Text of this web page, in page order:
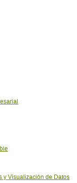
y Visualización de Datos